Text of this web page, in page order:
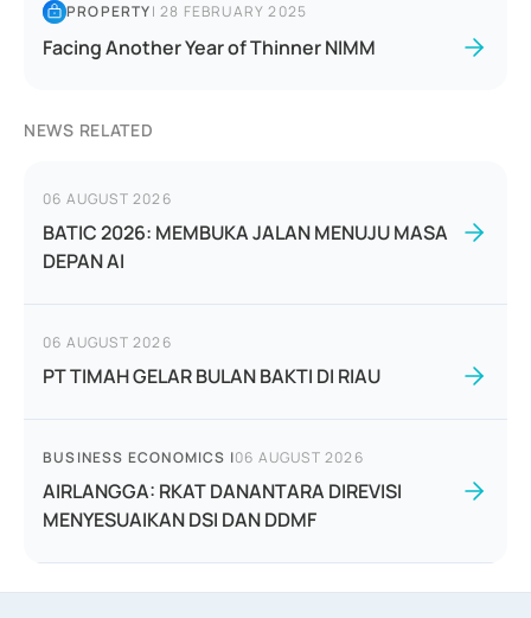
PROPERTY|28 FEBRUARY 2025
Facing Another Year of Thinner NIMM
NEWS RELATED
06 AUGUST 2026
BATIC 2026: MEMBUKA JALAN MENUJU MASA
DEPAN AI
06 AUGUST 2026
PT TIMAH GELAR BULAN BAKTI DI RIAU
BUSINESS ECONOMICS |06 AUGUST 2026
AIRLANGGA: RKAT DANANTARA DIREVISI
MENYESUAIKAN DSI DAN DDMF